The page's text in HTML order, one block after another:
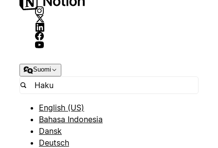
Suomi
English (US)
Bahasa Indonesia
Dansk
Deutsch